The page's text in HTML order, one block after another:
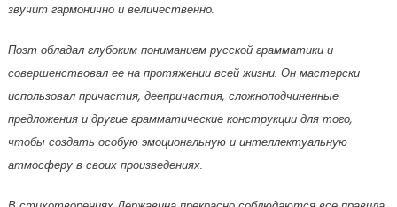
звучит гармонично и величественно.
Поэт обладал глубоким пониманием русской грамматики и
совершенствовал ее на протяжении всей жизни. Он мастерски
использовал причастия, деепричастия, сложноподчиненные
предложения и другие грамматические конструкции для того,
чтобы создать особую эмоциональную и интеллектуальную
атмосферу в своих произведениях.